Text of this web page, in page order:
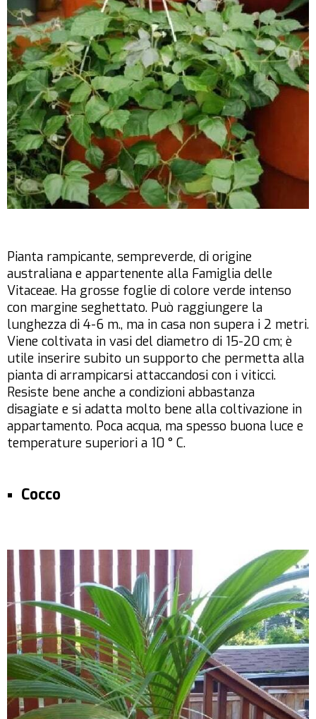
Pianta rampicante, sempreverde, di origine
australiana e appartenente alla Famiglia delle
Vitaceae. Ha grosse foglie di colore verde intenso
con margine seghettato. Può raggiungere la
lunghezza di 4-6 m., ma in casa non supera i 2 metri.
Viene coltivata in vasi del diametro di 15-20 cm; è
utile inserire subito un supporto che permetta alla
pianta di arrampicarsi attaccandosi con i viticci.
Resiste bene anche a condizioni abbastanza
disagiate e si adatta molto bene alla coltivazione in
appartamento. Poca acqua, ma spesso buona luce e
temperature superiori a 10 ° C.
Cocco